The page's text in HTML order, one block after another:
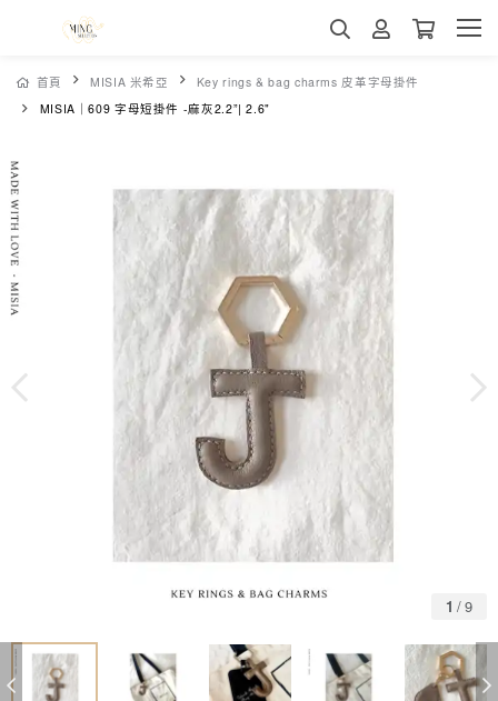
首頁 MISIA 米希亞
Key rings & bag charms 皮革字母掛件
MISIA｜609 字母短掛件 -麻灰2.2”| 2.6"
1 /9